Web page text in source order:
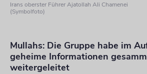
Irans oberster Führer Ajatollah Ali Chamenei
(Symbolfoto)
Mullahs: Die Gruppe habe im
geheime Informationen
weitergeleitet